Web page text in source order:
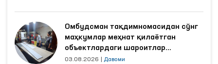
Омбудсман тақдимномасидан сўнг
маҳкумлар меҳнат қилаётган
объектлардаги шароитлар
яхшиланди
03.08.2026 Давоми